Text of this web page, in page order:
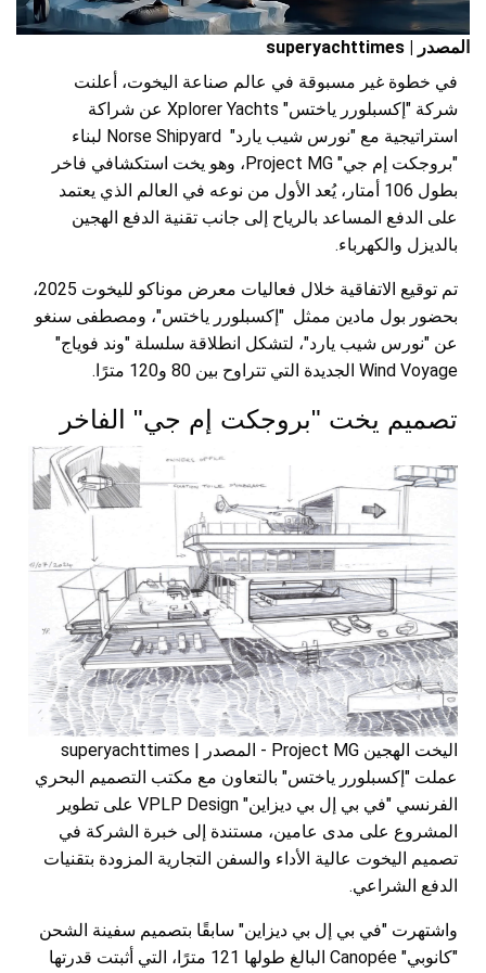
المصدر | superyachttimes
في خطوة غير مسبوقة في عالم صناعة اليخوت، أعلنت
شركة "إكسبلورر ياختس" Xplorer Yachts عن شراكة
استراتيجية مع "نورس شيب يارد" Norse Shipyard لبناء
"بروجكت إم جي" Project MG، وهو يخت استكشافي فاخر
بطول 106 أمتار، يُعد الأول من نوعه في العالم الذي يعتمد
على الدفع المساعد بالرياح إلى جانب تقنية الدفع الهجين
بالديزل والكهرباء.
تم توقيع الاتفاقية خلال فعاليات معرض موناكو لليخوت 2025،
بحضور بول مادين ممثل "إكسبلورر ياختس"، ومصطفى سنغو
عن "نورس شيب يارد"، لتشكل انطلاقة سلسلة "وند فوياج"
Wind Voyage الجديدة التي تتراوح بين 80 و120 مترًا.
تصميم يخت "بروجكت إم جي" الفاخر
اليخت الهجين Project MG - المصدر | superyachttimes
عملت "إكسبلورر ياختس" بالتعاون مع مكتب التصميم البحري
الفرنسي "في بي إل بي ديزاين" VPLP Design على تطوير
المشروع على مدى عامين، مستندة إلى خبرة الشركة في
تصميم اليخوت عالية الأداء والسفن التجارية المزودة بتقنيات
الدفع الشراعي.
واشتهرت "في بي إل بي ديزاين" سابقًا بتصميم سفينة الشحن
"كانوبي" Canopée البالغ طولها 121 مترًا، التي أثبتت قدرتها